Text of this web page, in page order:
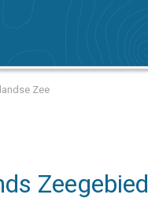
Zee
Zeegebied